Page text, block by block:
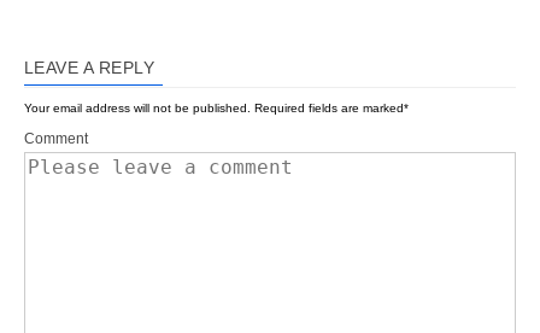
LEAVE A REPLY
Your email address will not be published. Required fields are marked*
Comment